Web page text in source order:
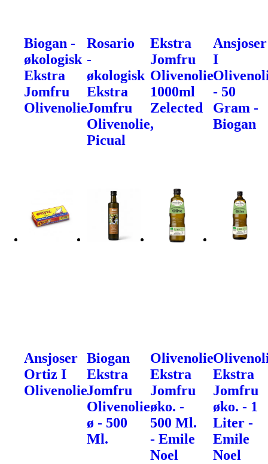
Biogan -
økologisk
Ekstra
Jomfru
Olivenolie
Rosario
-
økologisk
Ekstra
Jomfru
Olivenolie,
Picual
Ekstra
Jomfru
Olivenolie
1000ml
Zelected
Ansjoser
I
- 50
Gram -
Biogan
Ansjoser
Ortiz I
Olivenolie
Biogan
Ekstra
Jomfru
Olivenolie
ø - 500
Ml.
Olivenolie
Ekstra
Jomfru
øko. -
500 Ml.
- Emile
Noel
Ekstra
Jomfru
øko. - 1
Liter -
Emile
Noel